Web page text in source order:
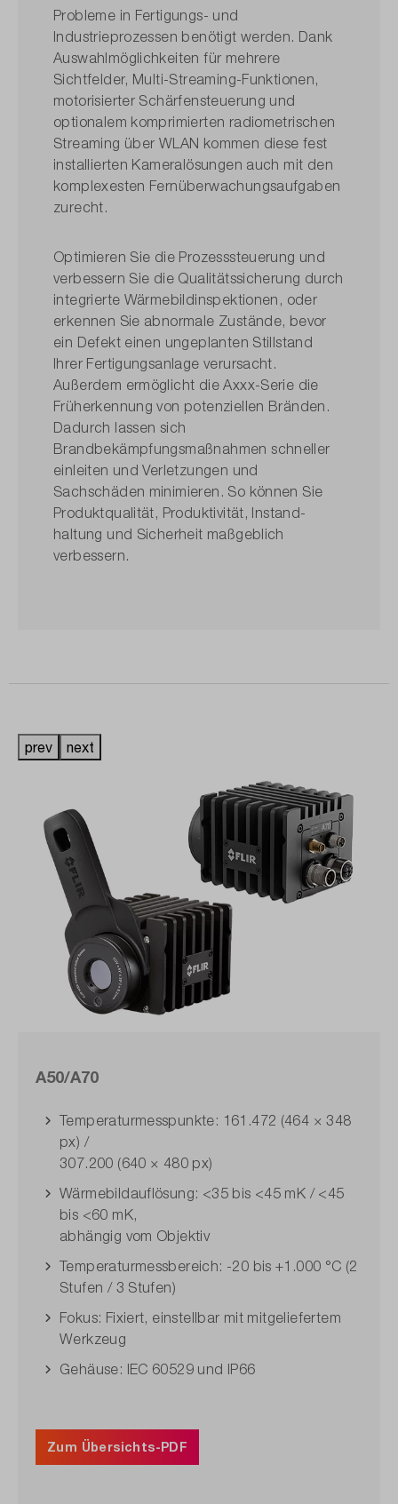
Probleme in Fertigungs- und
Industrieprozessen benötigt werden. Dank
Auswahlmöglichkeiten für mehrere
Sichtfelder, Multi-Streaming-Funktionen,
motorisierter Schärfen­steuerung und
optionalem komprimierten radiometrischen
Streaming über WLAN kommen diese fest
installierten Kameralösungen auch mit den
komplexesten Fernüberwachungs­aufgaben
zurecht.
Optimieren Sie die Prozesssteuerung und
verbessern Sie die Qualitätssicherung durch
integrierte Wärmebildinspektionen, oder
erkennen Sie abnormale Zustände, bevor
ein Defekt einen ungeplanten Stillstand
Ihrer Fertigungsanlage verursacht.
Außerdem ermöglicht die Axxx-Serie die
Früherkennung von potenziellen Bränden.
Dadurch lassen sich
Brandbekämpfungsmaßnahmen schneller
einleiten und Verletzungen und
Sachschäden minimieren. So können Sie
Produktqualität, Produktivität, Instand­
haltung und Sicherheit maßgeblich
verbessern.
prev next
A50/A70
Temperaturmesspunkte: 161.472 (464 × 348
px) /
307.200 (640 × 480 px)
Wärmebildauflösung: <35 bis <45 mK / <45
bis <60 mK,
abhängig vom Objektiv
Temperaturmessbereich: -20 bis +1.000 °C (2
Stufen / 3 Stufen)
Fokus: Fixiert, einstellbar mit mitgeliefertem
Werkzeug
Gehäuse: IEC 60529 und IP66
Zum Übersichts-PDF